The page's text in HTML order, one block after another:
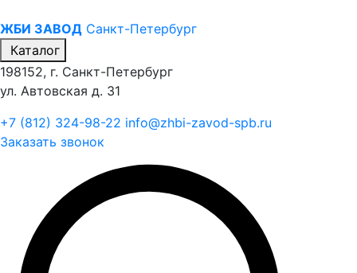
ЖБИ ЗАВОД Санкт-Петербург
Каталог
198152, г. Санкт-Петербург
ул. Автовская д. 31
+7 (812) 324-98-22 info@zhbi-zavod-spb.ru
Заказать звонок